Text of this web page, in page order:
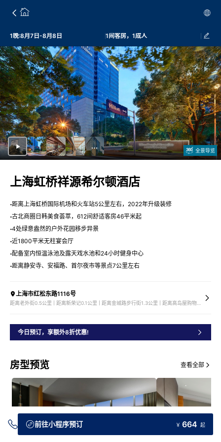
1晚:8月7日-8月8日 1间客房，1成人
全景导览
上海虹桥祥源希尔顿酒店
距离上海虹桥国际机场和火车站5公里左右，2022年升级装修
古北商圈日韩美食荟萃，612间舒适客房46平米起
4处绿意盎然的户外花园移步异景
近1800平米无柱宴会厅
配备室内恒温泳池及露天戏水池和24小时健身中心
距离静安寺、安福路、首尔夜市等景点7公里左右
上海市红松东路1116号
今日预订，享额外8折优惠!
房型预览 查看全部
前往小程序预订 ￥ 664 起